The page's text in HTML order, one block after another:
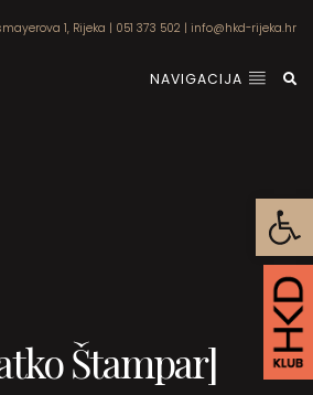
1, Rijeka | 051 373 502 | info@hkd-rijeka.hr
NAVIGACIJA
Štampar]